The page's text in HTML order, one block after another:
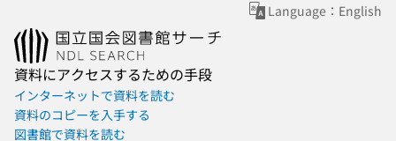
Language：English
資料にアクセスするための手段
インターネットで資料を読む
資料のコピーを入手する
図書館で資料を読む